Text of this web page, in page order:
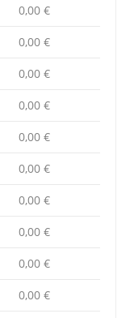
0,00 €
0,00 €
0,00 €
0,00 €
0,00 €
0,00 €
0,00 €
0,00 €
0,00 €
0,00 €